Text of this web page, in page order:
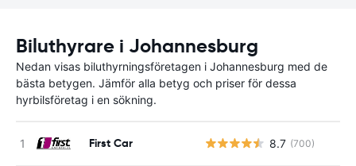
Biluthyrare i Johannesburg
Nedan visas biluthyrningsföretagen i Johannesburg med de
bästa betygen. Jämför alla betyg och priser för dessa
hyrbilsföretag i en sökning.
First Car 8.7 (700)